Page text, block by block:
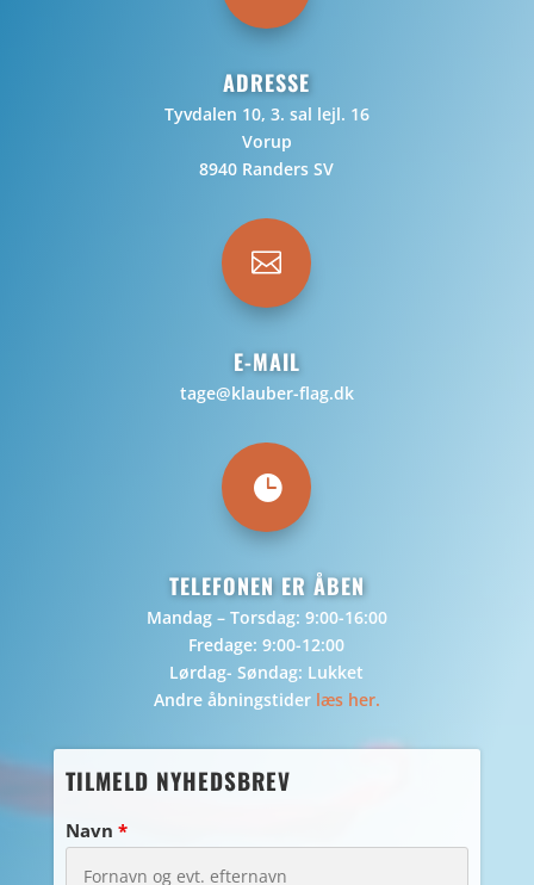
ADRESSE
Tyvdalen 10, 3. sal lejl. 16
Vorup
8940 Randers SV

E-MAIL
tage@klauber-flag.dk

TELEFONEN ER ÅBEN
Mandag – Torsdag: 9:00-16:00
Fredage: 9:00-12:00
Lørdag- Søndag: Lukket
Andre åbningstider læs her.
TILMELD NYHEDSBREV
Navn *